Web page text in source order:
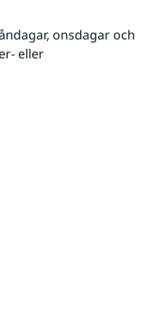
onsdagar och
eller